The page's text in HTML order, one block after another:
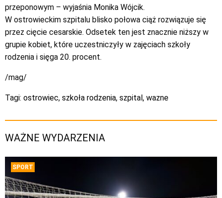
przeponowym – wyjaśnia Monika Wójcik.
W ostrowieckim szpitalu blisko połowa ciąż rozwiązuje się
przez cięcie cesarskie. Odsetek ten jest znacznie niższy w
grupie kobiet, które uczestniczyły w zajęciach szkoły
rodzenia i sięga 20. procent.
/mag/
Tagi: ostrowiec, szkoła rodzenia, szpital, wazne
WAŻNE WYDARZENIA
SPORT